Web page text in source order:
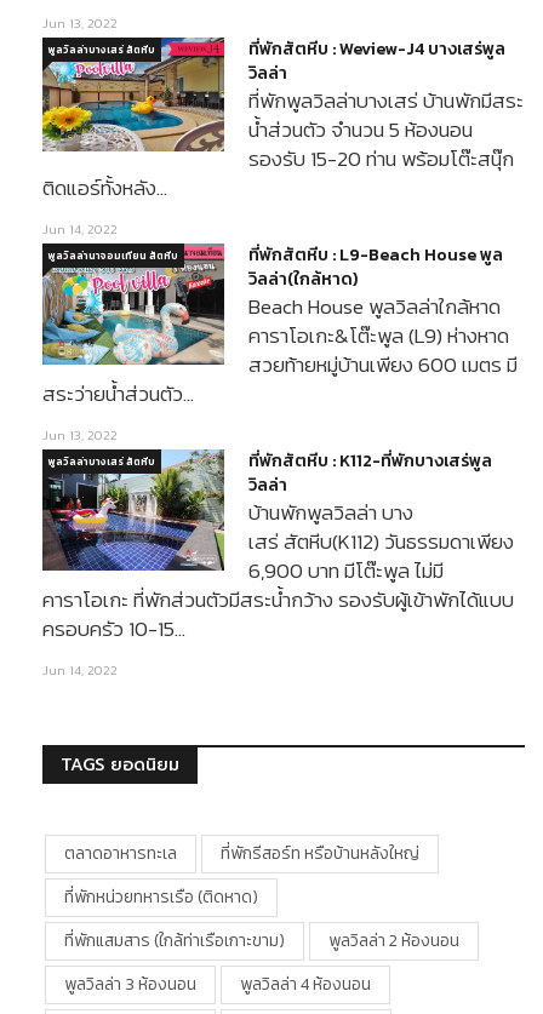
Jun 13, 2022
ที่พักสัตหีบ : Weview-J4 บางเสร่พูล
วิลล่า
ที่พักพูลวิลล่าบางเสร่ บ้านพักมีสระ
น้ำส่วนตัว จำนวน 5 ห้องนอน
รองรับ 15-20 ท่าน พร้อมโต๊ะสนุ๊ก
ติดแอร์ทั้งหลัง…
พูลวิลล่าบางเสร่ สัตหีบ
Jun 14, 2022
ที่พักสัตหีบ : L9-Beach House พูล
วิลล่า(ใกล้หาด)
Beach House พูลวิลล่าใกล้หาด
คาราโอเกะ&โต๊ะพูล (L9) ห่างหาด
สวยท้ายหมู่บ้านเพียง 600 เมตร มี
สระว่ายน้ำส่วนตัว…
พูลวิลล่านาจอมเทียน สัตหีบ
Jun 13, 2022
ที่พักสัตหีบ : K112-ที่พักบางเสร่พูล
วิลล่า
บ้านพักพูลวิลล่า บาง
เสร่ สัตหีบ(K112) วันธรรมดาเพียง
6,900 บาท มีโต๊ะพูล ไม่มี
คาราโอเกะ ที่พักส่วนตัวมีสระน้ำกว้าง รองรับผู้เข้าพักได้แบบ
ครอบครัว 10-15…
พูลวิลล่าบางเสร่ สัตหีบ
Jun 14, 2022
TAGS ยอดนิยม
ตลาดอาหารทะเล
ที่พักรีสอร์ท หรือบ้านหลังใหญ่
ที่พักหน่วยทหารเรือ (ติดหาด)
ที่พักแสมสาร (ใกล้ท่าเรือเกาะขาม)
พูลวิลล่า 2 ห้องนอน
พูลวิลล่า 3 ห้องนอน
พูลวิลล่า 4 ห้องนอน